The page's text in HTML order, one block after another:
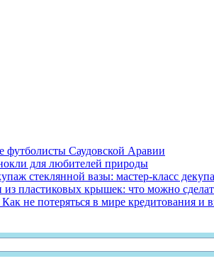
футболисты Саудовской Аравии
для любителей природы
стеклянной вазы: мастер-класс
из пластиковых крышек: что можно
не потеряться в мире кредитования и